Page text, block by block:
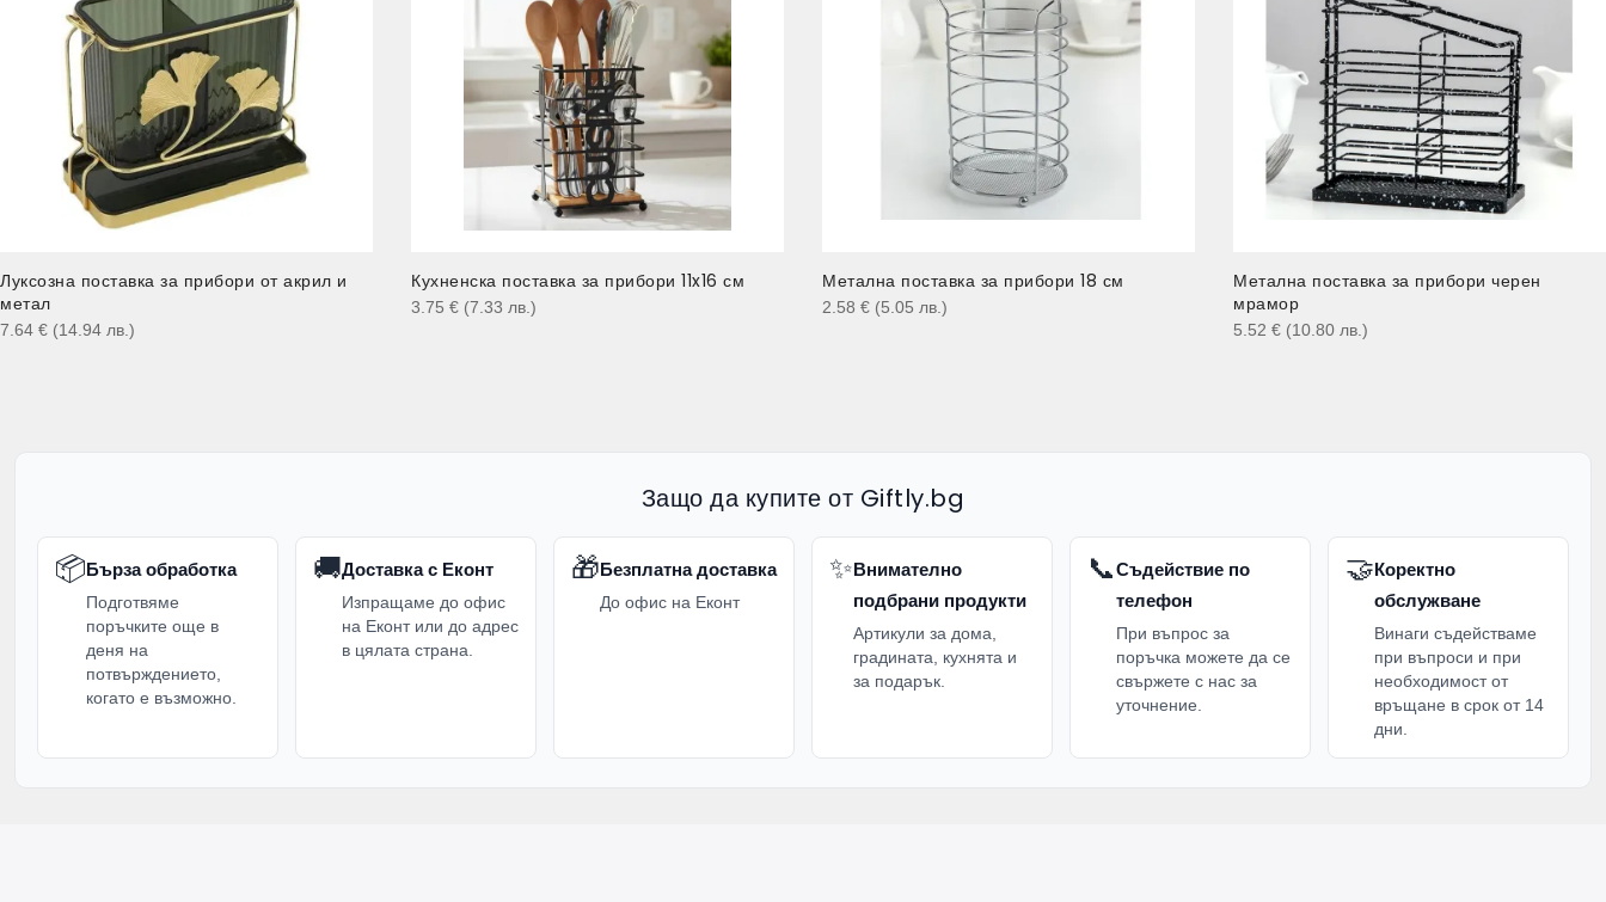
Луксозна поставка за прибори от акрил и
метал
7.64 € (14.94 лв. )
Кухненска поставка за прибори 11x16 см
3.75 € (7.33 лв. )
Метална поставка за прибори 18 см
2.58 € (5.05 лв. )
Метална поставка за прибори черен
мрамор
5.52 € (10.80 лв. )
Защо да купите от Giftly.bg
📦Бърза обработка
Подготвяме
поръчките още в
деня на
потвърждението,
когато е възможно.
🚚Доставка с Еконт
Изпращаме до офис
на Еконт или до адрес
в цялата страна.
🎁Безплатна доставка
До офис на Еконт
✨Внимателно
подбрани продукти
Артикули за дома,
градината, кухнята и
за подарък.
📞Съдействие по
телефон
При въпрос за
поръчка можете да се
свържете с нас за
уточнение.
🤝Коректно
обслужване
Винаги съдействаме
при въпроси и при
необходимост от
връщане в срок от 14
дни.